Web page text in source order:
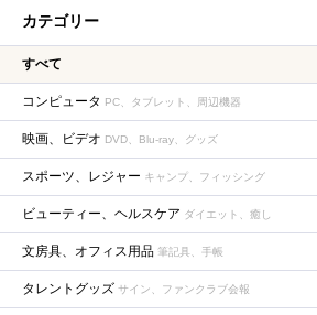
カテゴリー
すべて
コンピュータ PC、タブレット、周辺機器
映画、ビデオ DVD、Blu-ray、グッズ
スポーツ、レジャー キャンプ、フィッシング
ビューティー、ヘルスケア ダイエット、癒し
文房具、オフィス用品 筆記具、手帳
タレントグッズ サイン、ファンクラブ会報